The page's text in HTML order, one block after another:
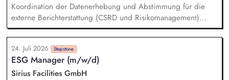
Koordination der Datenerhebung und Abstimmung für die
externe Berichterstattung (CSRD und Risikomanagement)
Steuerung des Gesamtprozesses der externen
Berichterstattung Sicherstellung einer fristgerechten und
qualitativ hochwertigen Umsetzung in Zusammenarbeit mit
den beteiligten Fachbereichen Entwicklung & Einführung des
Berichtssystem CSRD und Risikomanagement Analysieren
24. Juli 2026 Stepstone
ESG Manager (m/w/d)
Sirius Facilities GmbH